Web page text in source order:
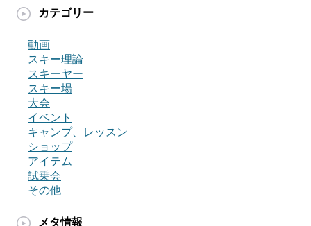
カテゴリー
動画
スキー理論
スキーヤー
スキー場
大会
イベント
キャンプ、レッスン
ショップ
アイテム
試乗会
その他
メタ情報